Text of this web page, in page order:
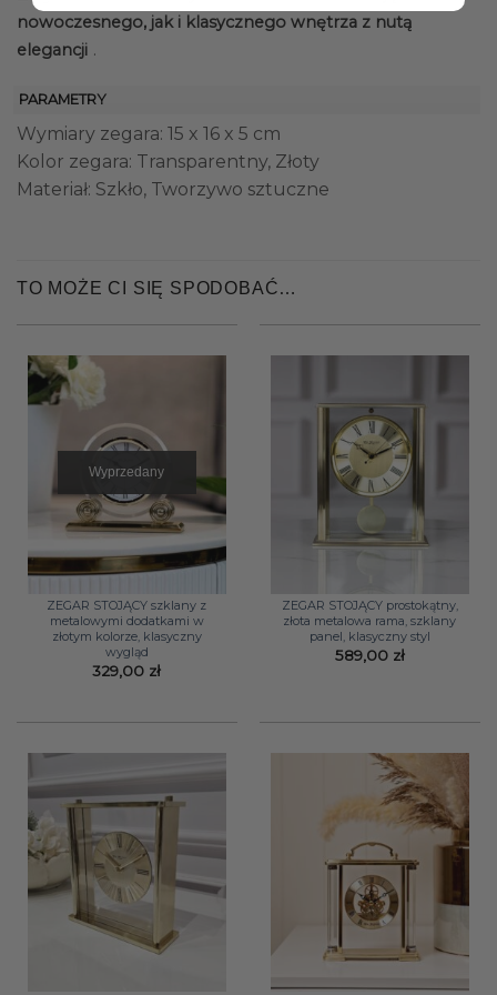
nowoczesnego, jak i klasycznego wnętrza z nutą
elegancji .
PARAMETRY
Wymiary zegara: 15 x 16 x 5 cm
Kolor zegara: Transparentny, Złoty
Materiał: Szkło, Tworzywo sztuczne
TO MOŻE CI SIĘ SPODOBAĆ…
Wyprzedany
ZEGAR STOJĄCY szklany z
metalowymi dodatkami w
złotym kolorze, klasyczny
wygląd
329,00 zł
ZEGAR STOJĄCY prostokątny,
złota metalowa rama, szklany
panel, klasyczny styl
589,00 zł